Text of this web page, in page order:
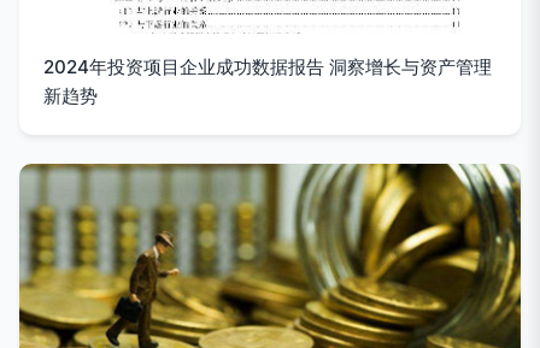
2024年投资项目企业成功数据报告 洞察增长与资产管理
新趋势